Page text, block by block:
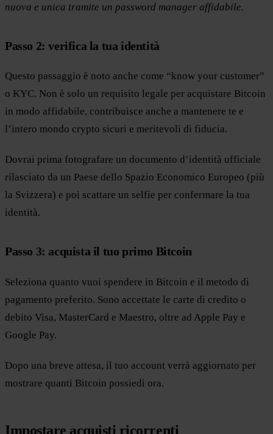
nuova e unica tramite un password manager affidabile.
Passo 2: verifica la tua identità
Questo passaggio è noto anche come “know your customer”
o KYC. Non è solo un requisito legale per acquistare Bitcoin
in modo affidabile, contribuisce anche a mantenere te e
l’intero mondo crypto sicuri e meritevoli di fiducia.
Dovrai prima fotografare un documento d’identità ufficiale
rilasciato da un Paese dello Spazio Economico Europeo (più
la Svizzera) e poi scattare un selfie per confermare la tua
identità.
Passo 3: acquista il tuo primo Bitcoin
Seleziona quanto vuoi spendere in Bitcoin e il metodo di
pagamento preferito. Sono accettate le carte di credito o
debito Visa, MasterCard e Maestro, oltre ad Apple Pay e
Google Pay.
Dopo una breve attesa, il tuo account verrà aggiornato per
mostrare quanti Bitcoin possiedi ora.
Impostare acquisti ricorrenti